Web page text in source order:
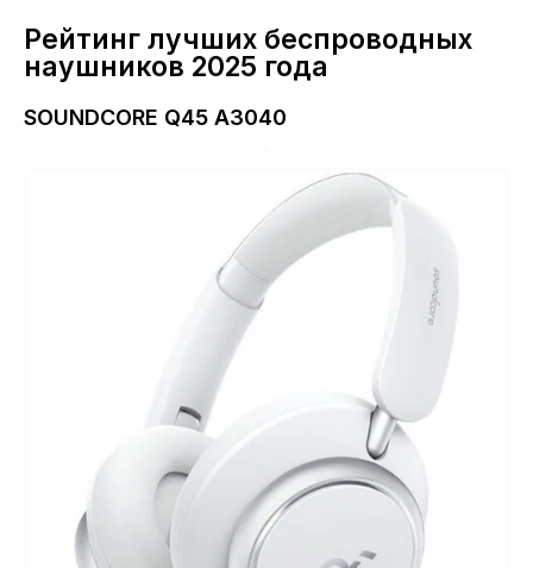
Рейтинг лучших беспроводных
наушников 2025 года
SOUNDCORE Q45 A3040